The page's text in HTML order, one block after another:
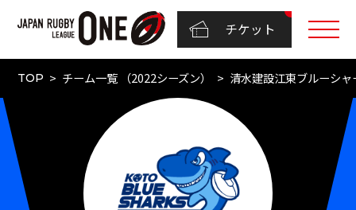
チケット
TOP チーム一覧 （2022シーズン） 清水建設江東ブルーシャ